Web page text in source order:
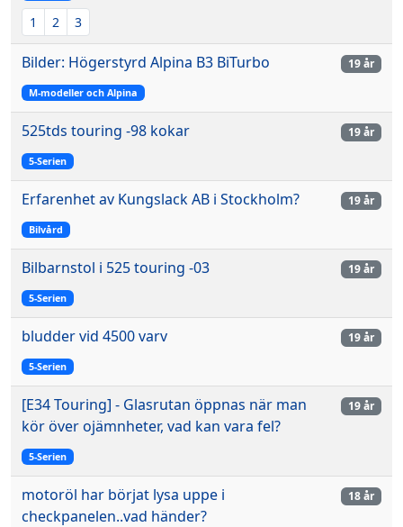
1 2 3
Bilder: Högerstyrd Alpina B3 BiTurbo
M-modeller och Alpina
19 år
525tds touring -98 kokar
5-Serien
19 år
Erfarenhet av Kungslack AB i Stockholm?
Bilvård
19 år
Bilbarnstol i 525 touring -03
5-Serien
19 år
bludder vid 4500 varv
5-Serien
19 år
[E34 Touring] - Glasrutan öppnas när man
kör över ojämnheter, vad kan vara fel?
5-Serien
19 år
motoröl har börjat lysa uppe i
checkpanelen..vad händer?
18 år